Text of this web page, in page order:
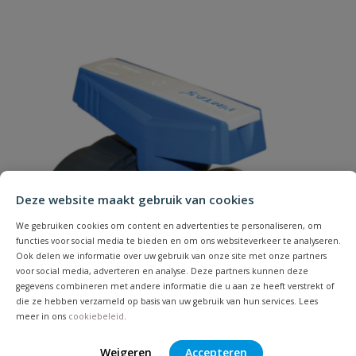
Deze website maakt gebruik van cookies
We gebruiken cookies om content en advertenties te personaliseren, om
functies voor social media te bieden en om ons websiteverkeer te analyseren.
Ook delen we informatie over uw gebruik van onze site met onze partners
voor social media, adverteren en analyse. Deze partners kunnen deze
gegevens combineren met andere informatie die u aan ze heeft verstrekt of
die ze hebben verzameld op basis van uw gebruik van hun services. Lees
meer in ons cookiebeleid
Weigeren Accepteren
Uw waardering:
Samenvatting
Beoordeling